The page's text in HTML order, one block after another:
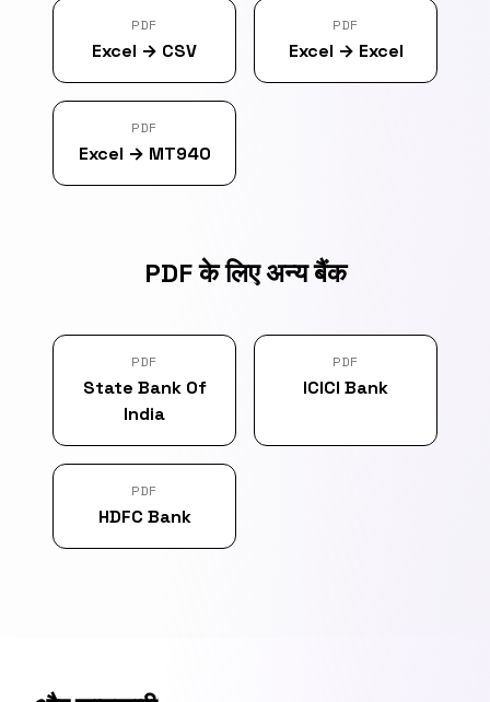
PDF
Excel → CSV
PDF
Excel → Excel
PDF
Excel → MT940
PDF के लिए अन्य बैंक
PDF
State Bank Of
India
PDF
ICICI Bank
PDF
HDFC Bank